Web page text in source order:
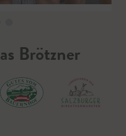
Brötzner